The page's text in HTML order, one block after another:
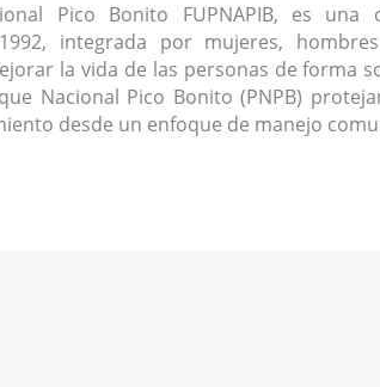
Pico Bonito FUPNAPIB, es una
integrada por mujeres,
la vida de las personas de forma
Nacional Pico Bonito (PNPB)
desde un enfoque de manejo